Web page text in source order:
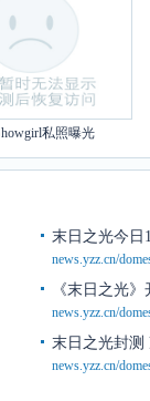
私照曝光
末日之光今日
news.yzz.cn/
《末日之光
news.yzz.cn/
末日之光封测
news.yzz.cn/